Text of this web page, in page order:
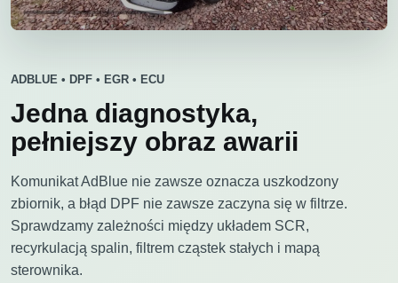
ADBLUE • DPF • EGR • ECU
Jedna diagnostyka,
pełniejszy obraz awarii
Komunikat AdBlue nie zawsze oznacza uszkodzony
zbiornik, a błąd DPF nie zawsze zaczyna się w filtrze.
Sprawdzamy zależności między układem SCR,
recyrkulacją spalin, filtrem cząstek stałych i mapą
sterownika.